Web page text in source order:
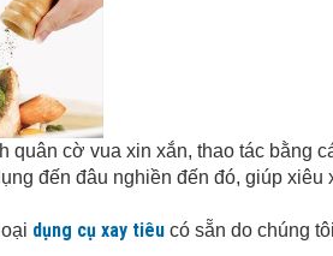
quân cờ vua xin xắn, thao tác bằng
đến đâu nghiền đến đó, giúp xiêu
dụng cụ xay tiêu có sẵn do chúng